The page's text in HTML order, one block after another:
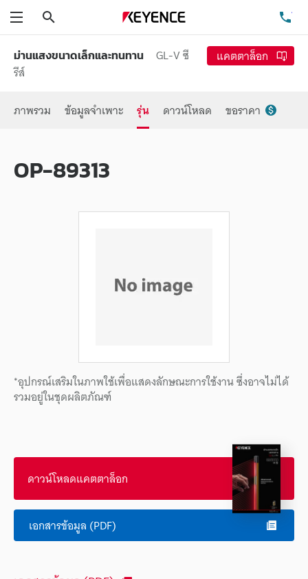
ม่านแสงขนาดเล็กและทนทาน
GL-V ซี
รีส์
แคตตาล็อก
ภาพรวม ข้อมูลจำเพาะ รุ่น ดาวน์โหลด ขอราคา
OP-89313
*อุปกรณ์เสริมในภาพใช้เพื่อแสดงลักษณะการใช้งาน ซึ่งอาจไม่ได้
รวมอยู่ในชุดผลิตภัณฑ์
ดาวน์โหลดแคตตาล็อก
เอกสารข้อมูล (PDF)